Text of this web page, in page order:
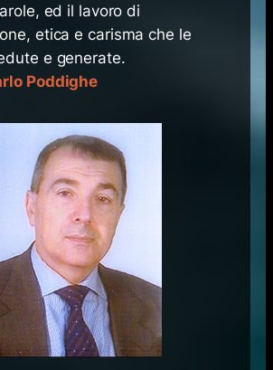
ed il lavoro di
etica e carisma che le
e generate.
Poddighe